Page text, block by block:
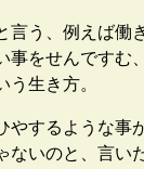
う、例えば働
をせんです
生き方。
するような
いのと、言